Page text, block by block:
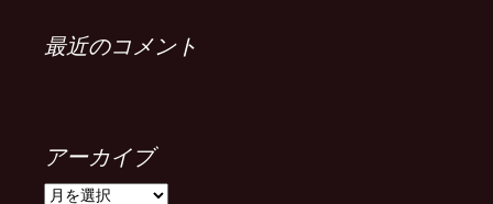
最近のコメント
アーカイブ
ア